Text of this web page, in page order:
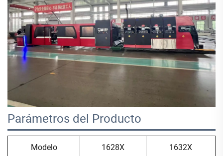
Parámetros del Producto
Modelo 1628X 1632X